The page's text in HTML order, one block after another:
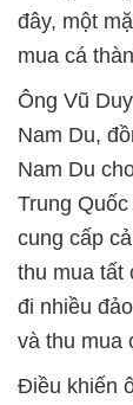
đây, một
mua cá
Ông Vũ
Nam Du,
Nam Du
Trung
cung cấp
thu mua tất
đi nhiều
và thu mua
Điều khiến